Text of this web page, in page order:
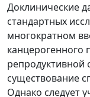
Доклинические
стандартных
многократном
канцерогенного
репродуктивной
существование
Однако следует